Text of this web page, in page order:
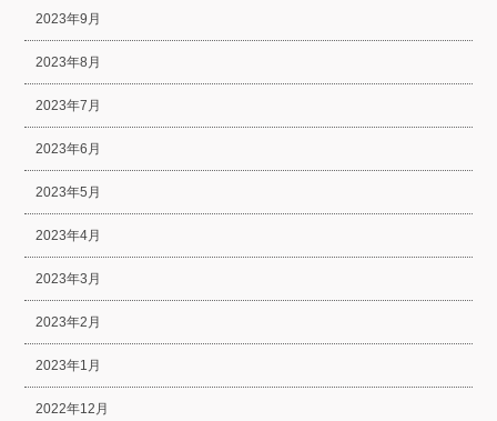
2023年9月
2023年8月
2023年7月
2023年6月
2023年5月
2023年4月
2023年3月
2023年2月
2023年1月
2022年12月